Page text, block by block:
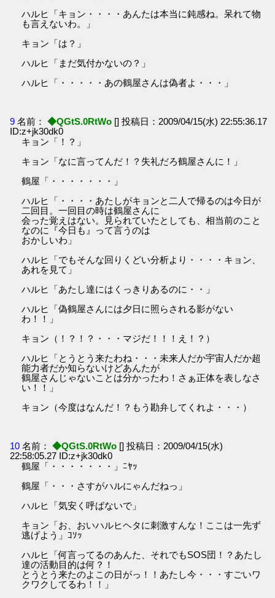
ハルヒ「キョン・・・・あんたは本当に鈍感ね。呆れて物
も言えないわ。」
キョン「は？」
ハルヒ「まだ気付かないの？」
ハルヒ「・・・・・あの鶴屋さんは偽者よ・・・」
9 名前： ◆QGtS.0RtWo [] 投稿日：2009/04/15(水) 22:55:36.17
ID:z+jk30dk0
キョン「！？」
キョン「なに言ってんだ！？失礼だろ鶴屋さんに！」
鶴屋「・・・・・・・」
ハルヒ「・・・・あたしがキョンと二人で帰るのは今日が
二回目。一回目の時は鶴屋さんに
会った覚えはない。見られていたとしても、相当前のこと
なのに『今日も』って言うのは
おかしいわ」
ハルヒ「でもそんな回りくどい分析より・・・・キョン、
あれを見て」
ハルヒ「あたし達にはくっきりあるのに・・」
ハルヒ「偽鶴屋さんには夕日に照らされる影がない
わ！！」
キョン（！？！？・・・マジだ！！！え！？）
ハルヒ「とうとう来たわね・・・未来人だか宇宙人だか超
能力者だか知らないけどあんたが
鶴屋さんじゃないことは分かったわ！さぁ正体を表しなさ
い！！」
キョン（今度はなんだ！？もう勘弁してくれよ・・・）
10 名前： ◆QGtS.0RtWo [] 投稿日：2009/04/15(水)
22:58:05.27 ID:z+jk30dk0
鶴屋「・・・・・・・」ﾆﾔｯ
鶴屋「・・・さすがハルにゃんだねっ」
ハルヒ「気安く呼ばないで」
キョン「お、おいハルヒヘタに刺激すんな！ここは一先ず
逃げよう」ｺｿｯ
ハルヒ「何言ってるのあんた、それでもSOS団！？あたし
達の活動目的は何？！
とうとう来たのよこの日がっ！！あたし今・・・すごいワ
クワクしてるわ！！」